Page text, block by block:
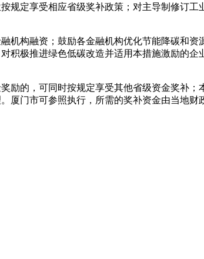
规定享受相应省级奖补政策；对主导制修订
构融资；鼓励各金融机构优化节能降碳和资
积极推进绿色低碳改造并适用本措施激励的
的，可同时按规定享受其他省级资金奖补；
厦门市可参照执行，所需的奖补资金由当地财